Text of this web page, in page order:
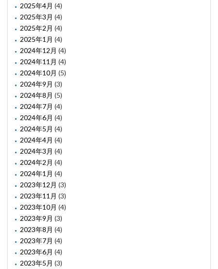
2025年4月 (4)
2025年3月 (4)
2025年2月 (4)
2025年1月 (4)
2024年12月 (4)
2024年11月 (4)
2024年10月 (5)
2024年9月 (3)
2024年8月 (5)
2024年7月 (4)
2024年6月 (4)
2024年5月 (4)
2024年4月 (4)
2024年3月 (4)
2024年2月 (4)
2024年1月 (4)
2023年12月 (3)
2023年11月 (3)
2023年10月 (4)
2023年9月 (3)
2023年8月 (4)
2023年7月 (4)
2023年6月 (4)
2023年5月 (3)